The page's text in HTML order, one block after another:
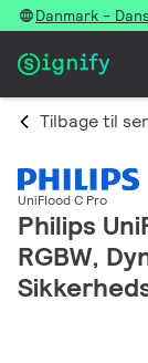
Danmark -
Tilbage til
UniFlood C Pro
Philips
RGBW,